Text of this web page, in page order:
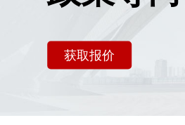
获取报价